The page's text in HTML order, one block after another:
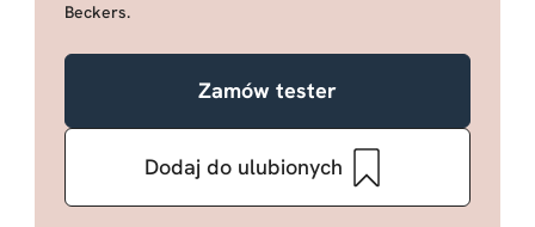
Beckers.
Zamów tester
Dodaj do ulubionych